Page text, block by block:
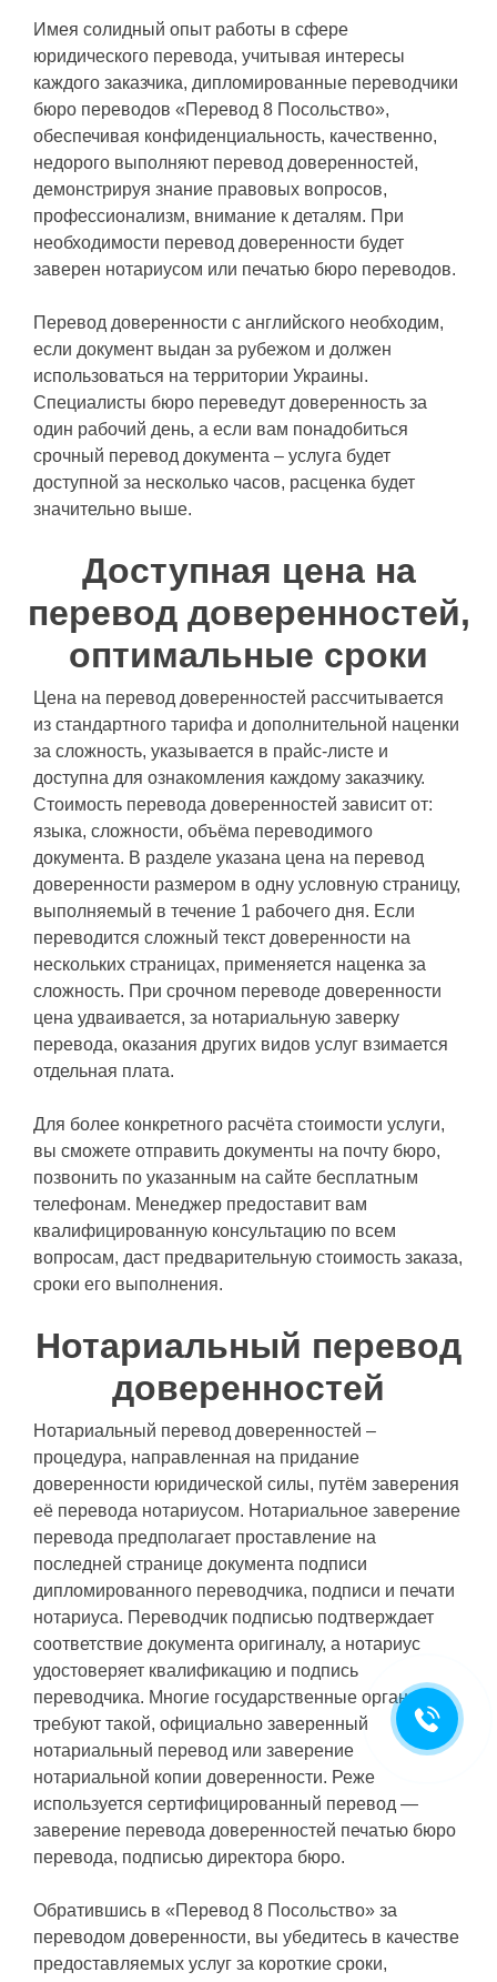
Имея солидный опыт работы в сфере
юридического перевода, учитывая интересы
каждого заказчика, дипломированные переводчики
бюро переводов «Перевод 8 Посольство»,
обеспечивая конфиденциальность, качественно,
недорого выполняют перевод доверенностей,
демонстрируя знание правовых вопросов,
профессионализм, внимание к деталям. При
необходимости перевод доверенности будет
заверен нотариусом или печатью бюро переводов.
Перевод доверенности с английского необходим,
если документ выдан за рубежом и должен
использоваться на территории Украины.
Специалисты бюро переведут доверенность за
один рабочий день, а если вам понадобиться
срочный перевод документа – услуга будет
доступной за несколько часов, расценка будет
значительно выше.
Доступная цена на
перевод доверенностей,
оптимальные сроки
Цена на перевод доверенностей рассчитывается
из стандартного тарифа и дополнительной наценки
за сложность, указывается в прайс-листе и
доступна для ознакомления каждому заказчику.
Стоимость перевода доверенностей зависит от:
языка, сложности, объёма переводимого
документа. В разделе указана цена на перевод
доверенности размером в одну условную страницу,
выполняемый в течение 1 рабочего дня. Если
переводится сложный текст доверенности на
нескольких страницах, применяется наценка за
сложность. При срочном переводе доверенности
цена удваивается, за нотариальную заверку
перевода, оказания других видов услуг взимается
отдельная плата.
Для более конкретного расчёта стоимости услуги,
вы сможете отправить документы на почту бюро,
позвонить по указанным на сайте бесплатным
телефонам. Менеджер предоставит вам
квалифицированную консультацию по всем
вопросам, даст предварительную стоимость заказа,
сроки его выполнения.
Нотариальный перевод
доверенностей
Нотариальный перевод доверенностей –
процедура, направленная на придание
доверенности юридической силы, путём заверения
её перевода нотариусом. Нотариальное заверение
перевода предполагает проставление на
последней странице документа подписи
дипломированного переводчика, подписи и печати
нотариуса. Переводчик подписью подтверждает
соответствие документа оригиналу, а нотариус
удостоверяет квалификацию и подпись
переводчика. Многие государственные органы
требуют такой, официально заверенный
нотариальный перевод или заверение
нотариальной копии доверенности. Реже
используется сертифицированный перевод —
заверение перевода доверенностей печатью бюро
перевода, подписью директора бюро.
Обратившись в «Перевод 8 Посольство» за
переводом доверенности, вы убедитесь в качестве
предоставляемых услуг за короткие сроки,